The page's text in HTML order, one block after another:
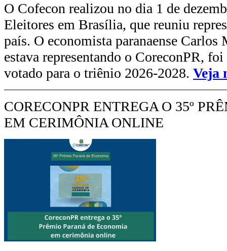
O Cofecon realizou no dia 1 de
Eleitores em Brasília, que reuniu
país. O economista paranaense
estava representando o CoreconPR,
votado para o triênio 2026-2028. Veja
CORECONPR ENTREGA O 35º
EM CERIMÔNIA ONLINE